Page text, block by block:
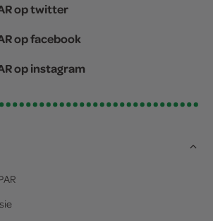
op twitter
op facebook
op instagram